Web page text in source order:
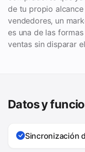
de tu propio
vendedores, un
es una de las
ventas sin disparar
Datos y
Sincronización